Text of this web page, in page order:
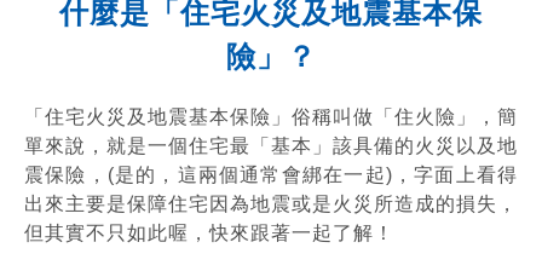
什麼是「住宅火災及地震基本保
險」？
「住宅火災及地震基本保險」俗稱叫做「住火險」，簡
單來說，就是一個住宅最「基本」該具備的火災以及地
震保險，(是的，這兩個通常會綁在一起)，字面上看得
出來主要是保障住宅因為地震或是火災所造成的損失，
但其實不只如此喔，快來跟著一起了解！